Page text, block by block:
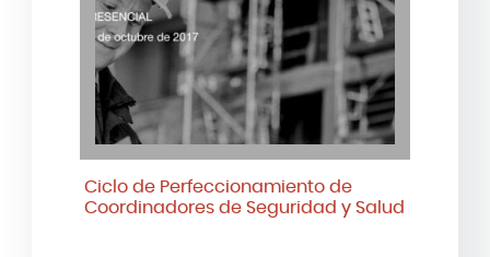
Ciclo de Perfeccionamiento de
Coordinadores de Seguridad y Salud